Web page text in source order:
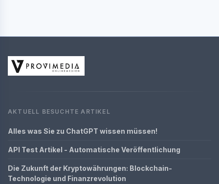
AKTUELL BESUCHTE ARTIKEL
Alles was Sie zu ChatGPT wissen müssen!
API Test Artikel - Automatische Veröffentlichung
Die Zukunft der Kryptowährungen: Blockchain-
Technologie und Finanzrevolution